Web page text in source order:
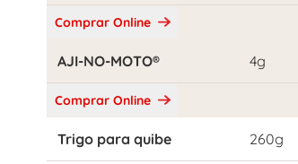
Comprar Online
AJI-NO-MOTO® 4g
Comprar Online
Trigo para quibe 260g